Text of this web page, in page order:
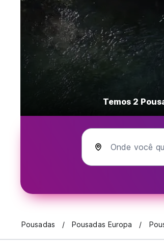
Temos 2
Onde você
Pousadas Pousadas Europa